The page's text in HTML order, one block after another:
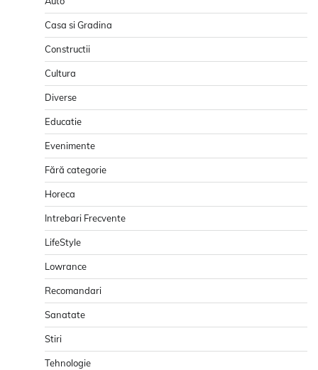
Casa si Gradina
Constructii
Cultura
Diverse
Educatie
Evenimente
Fără categorie
Horeca
Intrebari Frecvente
LifeStyle
Lowrance
Recomandari
Sanatate
Stiri
Tehnologie